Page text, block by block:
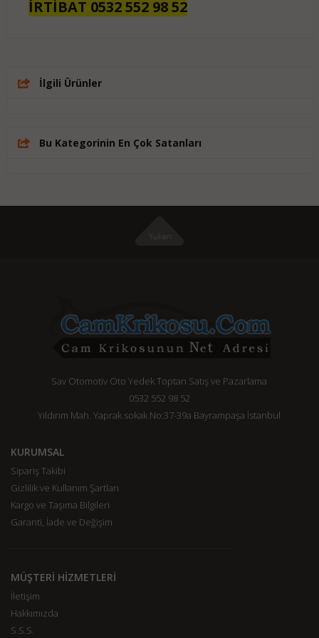
İRTİBAT 0532 552 98 52
İlgili Ürünler
Bu Kategorinin En Çok Satanları
Sav Otomotiv Oto Yedek Toptan Satış ve Pazarlama
0532 552 98 52
Yıldırım Mah. Yaprak sokak No:37-39a Bayrampaşa İstanbul
KURUMSAL
Sipariş Takibi
Gizlilik ve Kullanım Şartları
Kargo ve Taşıma Bilgileri
Garanti, İade ve Değişim
MÜŞTERİ HİZMETLERİ
İletişim
Hakkımızda
S.S.S.